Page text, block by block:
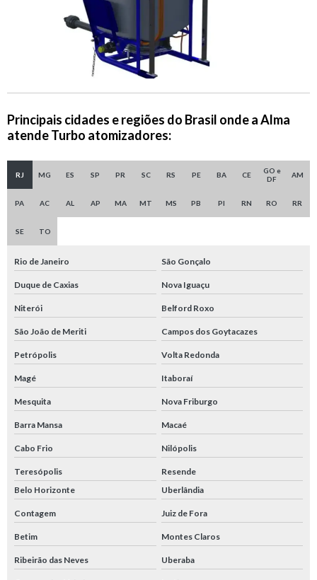
Principais cidades e regiões do Brasil onde a Alma
atende Turbo atomizadores:
RJ MG ES SP PR SC RS PE BA CE
GO e
DF
AM
PA AC AL AP MA MT MS PB PI RN RO RR
SE TO
Rio de Janeiro São Gonçalo
Duque de Caxias Nova Iguaçu
Niterói Belford Roxo
São João de Meriti Campos dos Goytacazes
Petrópolis Volta Redonda
Magé Itaboraí
Mesquita Nova Friburgo
Barra Mansa Macaé
Cabo Frio Nilópolis
Teresópolis
Resende
Belo Horizonte
Uberlândia
Contagem Juiz de Fora
Betim Montes Claros
Ribeirão das Neves Uberaba